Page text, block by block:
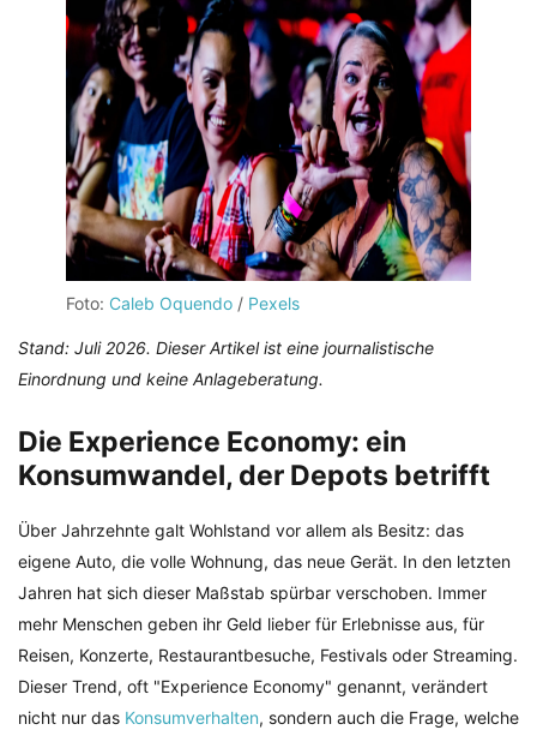
Foto: Caleb Oquendo / Pexels
Stand: Juli 2026. Dieser Artikel ist eine journalistische
Einordnung und keine Anlageberatung.
Die Experience Economy: ein
Konsumwandel, der Depots betrifft
Über Jahrzehnte galt Wohlstand vor allem als Besitz: das
eigene Auto, die volle Wohnung, das neue Gerät. In den letzten
Jahren hat sich dieser Maßstab spürbar verschoben. Immer
mehr Menschen geben ihr Geld lieber für Erlebnisse aus, für
Reisen, Konzerte, Restaurantbesuche, Festivals oder Streaming.
Dieser Trend, oft "Experience Economy" genannt, verändert
nicht nur das Konsumverhalten, sondern auch die Frage, welche